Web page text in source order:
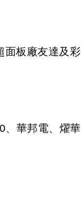
面板廠友達及彩
、華邦電、燿華